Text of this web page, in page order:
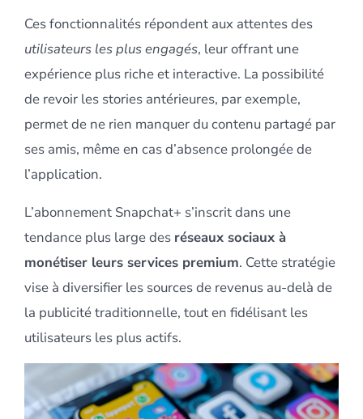
Ces fonctionnalités répondent aux attentes des
utilisateurs les plus engagés, leur offrant une
expérience plus riche et interactive. La possibilité
de revoir les stories antérieures, par exemple,
permet de ne rien manquer du contenu partagé par
ses amis, même en cas d’absence prolongée de
l’application.
L’abonnement Snapchat+ s’inscrit dans une
tendance plus large des réseaux sociaux à
monétiser leurs services premium. Cette stratégie
vise à diversifier les sources de revenus au-delà de
la publicité traditionnelle, tout en fidélisant les
utilisateurs les plus actifs.